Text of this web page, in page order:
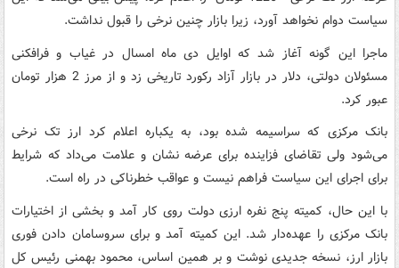
سیاست دوام نخواهد آورد، زیرا بازار چنین نرخی را قبول نداشت.
ماجرا این گونه آغاز شد که اوایل دی ماه امسال در غیاب و فرافکنی
مسئولان دولتی، دلار در بازار آزاد رکورد تاریخی زد و از مرز 2 هزار تومان
عبور کرد.
بانک مرکزی که سراسیمه شده بود، به یکباره اعلام کرد ارز تک نرخی
می‌شود ولی تقاضای فزاینده برای عرضه نشان و علامت می‌داد که شرایط
برای اجرای این سیاست فراهم نیست و عواقب خطرناکی در راه است.
با این حال، کمیته پنج نفره ارزی دولت روی کار آمد و بخشی از اختیارات
بانک مرکزی را عهده‌دار شد. این کمیته آمد و برای سروسامان دادن فوری
بازار ارز، نسخه جدیدی نوشت و بر همین اساس، محمود بهمنی رئیس کل